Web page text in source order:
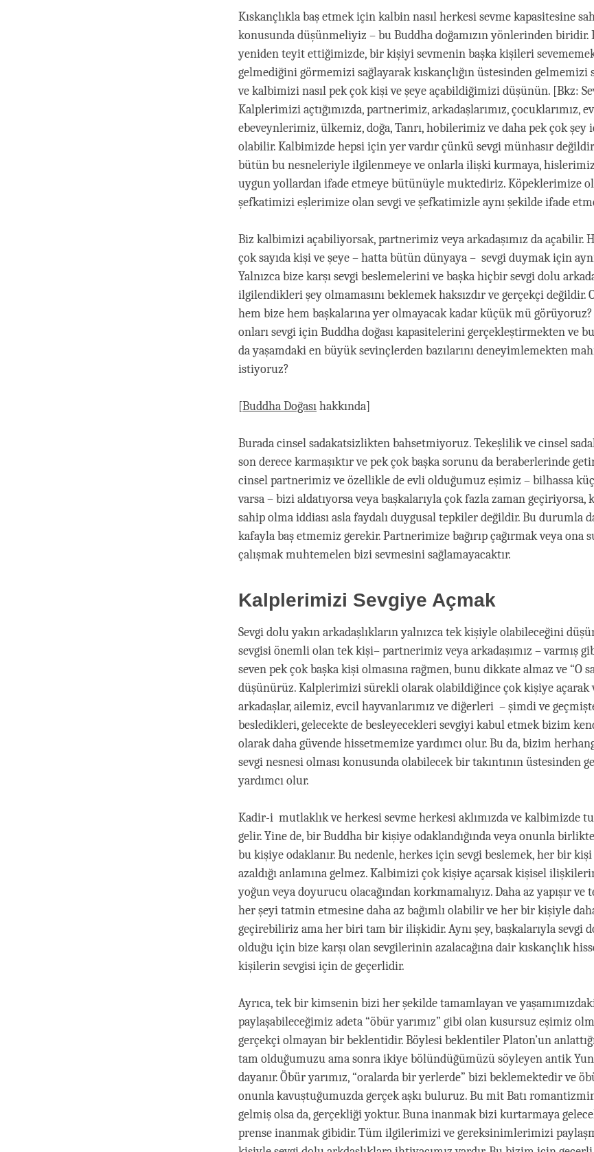
Kıskançlıkla baş etmek için kalbin nasıl herkesi sevme kapasitesine
konusunda düşünmeliyiz – bu Buddha doğamızın yönlerinden biridir.
yeniden teyit ettiğimizde, bir kişiyi sevmenin başka kişileri
gelmediğini görmemizi sağlayarak kıskançlığın üstesinden gelmemizi
ve kalbimizi nasıl pek çok kişi ve şeye açabildiğimizi düşünün. [Bkz:
Kalplerimizi açtığımızda, partnerimiz, arkadaşlarımız, çocuklarımız,
ebeveynlerimiz, ülkemiz, doğa, Tanrı, hobilerimiz ve daha pek çok şey
olabilir. Kalbimizde hepsi için yer vardır çünkü sevgi münhasır
bütün bu nesneleriyle ilgilenmeye ve onlarla ilişki kurmaya,
uygun yollardan ifade etmeye bütünüyle muktediriz. Köpeklerimize
şefkatimizi eşlerimize olan sevgi ve şefkatimizle aynı şekilde ifade
Biz kalbimizi açabiliyorsak, partnerimiz veya arkadaşımız da açabilir.
çok sayıda kişi ve şeye – hatta bütün dünyaya – sevgi duymak için
Yalnızca bize karşı sevgi beslemelerini ve başka hiçbir sevgi dolu
ilgilendikleri şey olmamasını beklemek haksızdır ve gerçekçi değildir.
hem bize hem başkalarına yer olmayacak kadar küçük mü görüyoruz?
onları sevgi için Buddha doğası kapasitelerini gerçekleştirmekten ve
da yaşamdaki en büyük sevinçlerden bazılarını deneyimlemekten
istiyoruz?
[Buddha Doğasıhakkında]
Burada cinsel sadakatsizlikten bahsetmiyoruz. Tekeşlilik ve cinsel
son derece karmaşıktır ve pek çok başka sorunu da beraberlerinde
cinsel partnerimiz ve özellikle de evli olduğumuz eşimiz – bilhassa
varsa – bizi aldatıyorsa veya başkalarıyla çok fazla zaman geçiriyorsa,
sahip olma iddiası asla faydalı duygusal tepkiler değildir. Bu durumla
kafayla baş etmemiz gerekir. Partnerimize bağırıp çağırmak veya ona
çalışmak muhtemelen bizi sevmesini sağlamayacaktır.
Kalplerimizi Sevgiye Açmak
Sevgi dolu yakın arkadaşlıkların yalnızca tek kişiyle olabileceğini
sevgisi önemli olan tek kişi– partnerimiz veya arkadaşımız – varmış
seven pek çok başka kişi olmasına rağmen, bunu dikkate almaz ve “O
düşünürüz. Kalplerimizi sürekli olarak olabildiğince çok kişiye açarak
arkadaşlar, ailemiz, evcil hayvanlarımız ve diğerleri – şimdi ve
besledikleri, gelecekte de besleyecekleri sevgiyi kabul etmek bizim
olarak daha güvende hissetmemize yardımcı olur. Bu da, bizim
sevgi nesnesi olması konusunda olabilecek bir takıntının üstesinden
yardımcı olur.
Kadir-i mutlaklık ve herkesi sevme herkesi aklımızda ve kalbimizde
gelir. Yine de, bir Buddha bir kişiye odaklandığında veya onunla
bu kişiye odaklanır. Bu nedenle, herkes için sevgi beslemek, her bir
azaldığı anlamına gelmez. Kalbimizi çok kişiye açarsak kişisel
yoğun veya doyurucu olacağından korkmamalıyız. Daha az yapışır
her şeyi tatmin etmesine daha az bağımlı olabilir ve her bir kişiyle
geçirebiliriz ama her biri tam bir ilişkidir. Aynı şey, başkalarıyla sevgi
olduğu için bize karşı olan sevgilerinin azalacağına dair kıskançlık
kişilerin sevgisi için de geçerlidir.
Ayrıca, tek bir kimsenin bizi her şekilde tamamlayan ve
paylaşabileceğimiz adeta “öbür yarımız” gibi olan kusursuz eşimiz
gerçekçi olmayan bir beklentidir. Böylesi beklentiler Platon’un
tam olduğumuzu ama sonra ikiye bölündüğümüzü söyleyen antik
dayanır. Öbür yarımız, “oralarda bir yerlerde” bizi beklemektedir ve
onunla kavuştuğumuzda gerçek aşkı buluruz. Bu mit Batı
gelmiş olsa da, gerçekliği yoktur. Buna inanmak bizi kurtarmaya
prense inanmak gibidir. Tüm ilgilerimizi ve gereksinimlerimizi